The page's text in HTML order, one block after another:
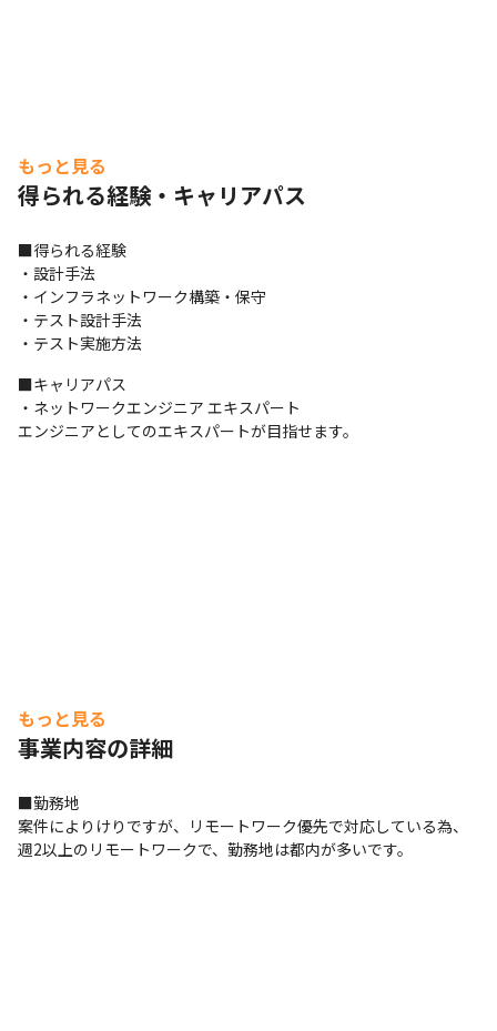
もっと見る
得られる経験・キャリアパス
■得られる経験
・設計手法
・インフラネットワーク構築・保守
・テスト設計手法
・テスト実施方法
■キャリアパス
・ネットワークエンジニア エキスパート
エンジニアとしてのエキスパートが目指せます。
もっと見る
事業内容の詳細
■勤務地
案件によりけりですが、リモートワーク優先で対応している為、
週2以上のリモートワークで、勤務地は都内が多いです。